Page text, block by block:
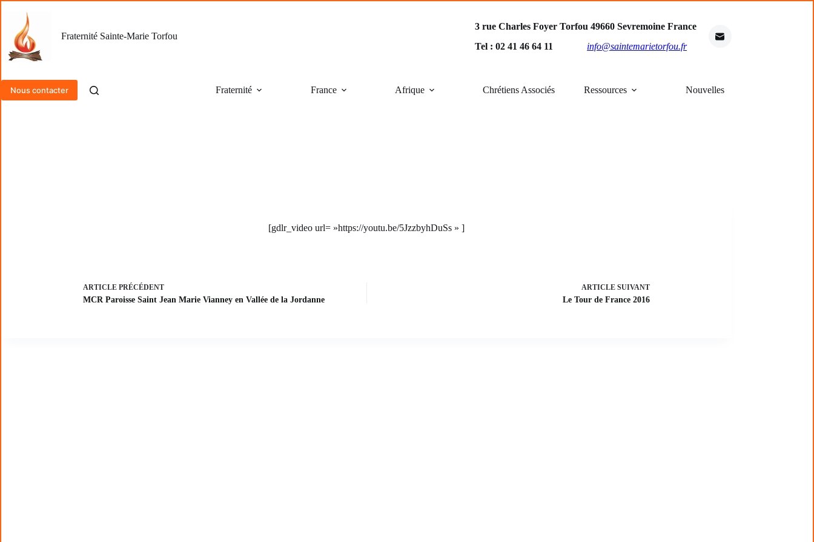
contenu
Fraternité Sainte-Marie Torfou
3 rue Charles Foyer Torfou 49660 Sevremoine France
Tel : 02 41 46 64 11
info@saintemarietorfou.fr
Nous contacter Fraternité France Afrique Chrétiens Associés Ressources Nouvelles
[gdlr_video url= »https://youtu.be/5JzzbyhDuSs » ]
ARTICLE PRÉCÉDENT
MCR Paroisse Saint Jean Marie Vianney en Vallée de la Jordanne
ARTICLESUIVANT
Le Tour de France 2016